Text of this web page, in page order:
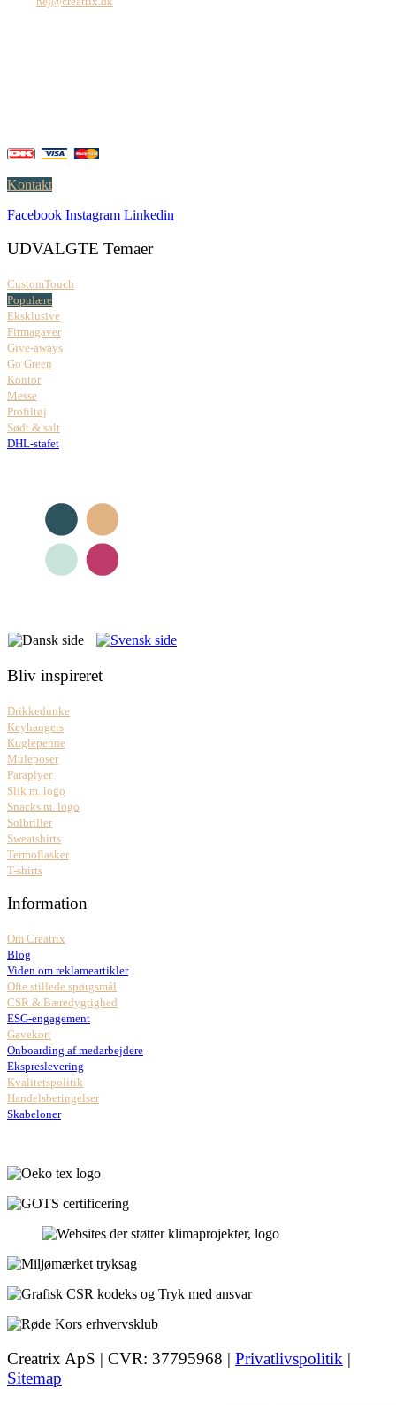
Kontakt
Facebook Instagram Linkedin
UDVALGTE Temaer
CustomTouch
Populære
Eksklusive
Firmagaver
Give-aways
Go Green
Kontor
Messe
Profiltøj
Sødt & salt
DHL-stafet
Bliv inspireret
Drikkedunke
Keyhangers
Kuglepenne
Muleposer
Paraplyer
Slik m. logo
Snacks m. logo
Solbriller
Sweatshirts
Termoflasker
T-shirts
Information
Om Creatrix
Blog
Viden om reklameartikler
Ofte stillede spørgsmål
CSR & Bæredygtighed
ESG-engagement
Gavekort
Onboarding af medarbejdere
Ekspreslevering
Kvalitetspolitik
Handelsbetingelser
Skabeloner
Creatrix ApS | CVR: 37795968 | Privatlivspolitik |
Sitemap